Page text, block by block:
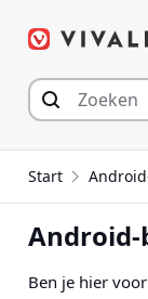
naar
Start
Ben je hier